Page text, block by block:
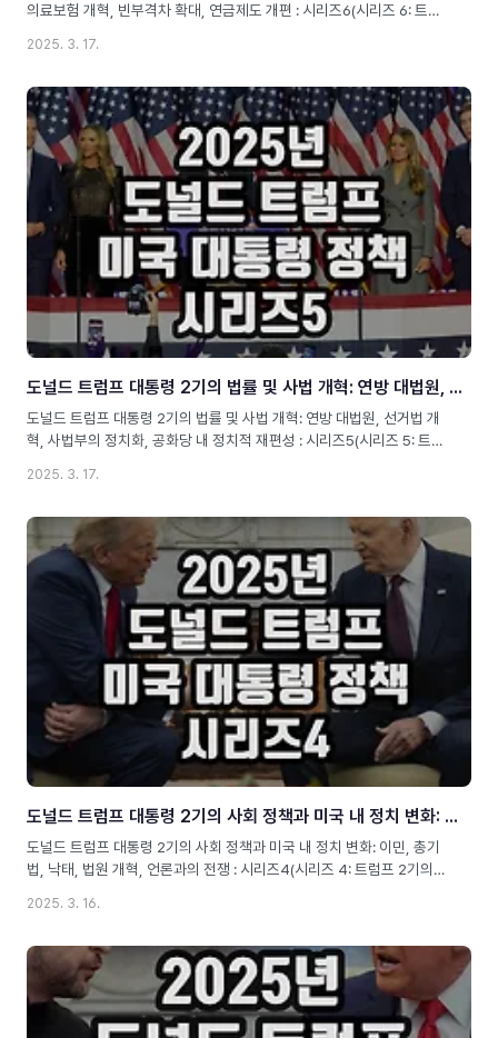
의료보험 개혁, 빈부격차 확대, 연금제도 개편 : 시리즈6(시리즈 6: 트럼
trump-2nd-term-social-welfare-and-inequalityMeta
정책, 의료보험 개혁, 빈부격차 확대, 연금 개혁 등의 변화와 그 영향에
대해 깊이 있게 다룹니다.Alt text image: 트럼프 2기의 경제 불평등과
사회 복지 정책 변화트럼프 2기: 경제 불평등과 복지 정책의 변화도널드
트럼프 대통령은 2025년 두 번째 임기를 시작하면서 복지 정책과 경제
적 불평등 ..
2025. 3. 17.
도널드 트럼프 대통령 2기의 법률 및 사법 개혁: 연방 대법원, 선거법 개혁, 사법부의 정치화, 공화당 내 정치적 재편성 : 시리즈5
도널드 트럼프 대통령 2기의 법률 및 사법 개혁: 연방 대법원, 선거법 개
혁, 사법부의 정치화, 공화당 내 정치적 재편성 : 시리즈5(시리즈 5: 트럼
trump-2nd-term-legal-and-judicial-reformMeta Description:
변화, 선거법 개혁, 사법부의 정치화, 공화당 내 정치적 재편성 등의 이슈
를 다룹니다.Alt text image: 트럼프 2기의 법률 및 사법 개혁과 미국 정
치 변화트럼프 2기의 법률 및 사법 개혁: 미국 법체계와 정치권에 미치는
영향도널드 트럼프 대통령은 2025년 두 번째 임기를 시작하면서, 보수
2025. 3. 17.
도널드 트럼프 대통령 2기의 사회 정책과 미국 내 정치 변화: 이민, 총기법, 낙태, 법원 개혁, 언론과의 전쟁 : 시리즈4
도널드 트럼프 대통령 2기의 사회 정책과 미국 내 정치 변화: 이민, 총기
법, 낙태, 법원 개혁, 언론과의 전쟁 : 시리즈4(시리즈 4: 트럼프 2기의
2nd-term-social-policyMeta Description: 트럼프 대통령 2기의 사
혁, 언론과의 관계 등 미국 사회의 변화 전망.Alt text image: 트럼프 2
기의 사회 정책과 미국 내 정치 지형 변화트럼프 2기 사회 정책: 미국 내
정치적 균열과 변화도널드 트럼프(Donald J. Trump) 대통령은 2025
년 두 번째 임기를 시작하며, 1기 때와 마찬가지로 보수적이고 강경..
2025. 3. 16.